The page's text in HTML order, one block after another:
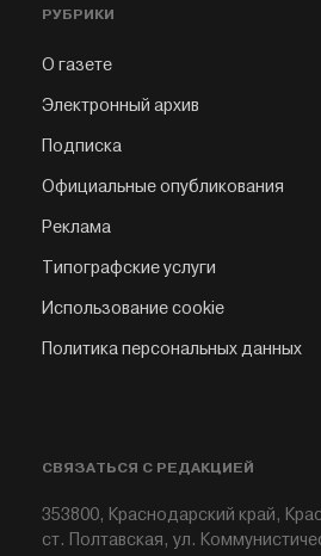
РУБРИКИ
О газете
Электронный архив
Подписка
Официальные опубликования
Реклама
Типографские услуги
Использование cookie
Политика персональных данных
СВЯЗАТЬСЯ С РЕДАКЦИЕЙ
353800, Краснодарский край,
ст. Полтавская, ул.